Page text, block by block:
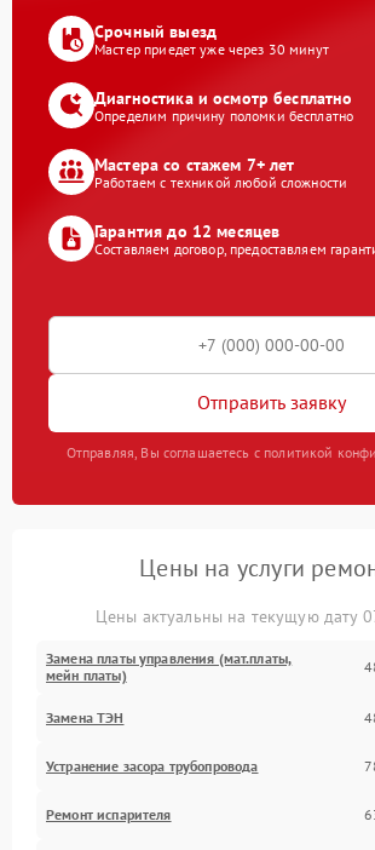
Срочный выезд
Мастер приедет уже через 30 минут
Диагностика и осмотр бесплатно
Определим причину поломки бесплатно
Мастера со стажем 7+ лет
Работаем с техникой любой сложности
Гарантия до 12 месяцев
Составляем договор, предоставляем
Отправить заявку
Отправляя, Вы соглашаетесь с политикой
Цены на услуги
Цены актуальны на текущую дату
Замена платы управления (мат.платы,
мейн платы)
Замена ТЭН
Устранение засора трубопровода
Ремонт испарителя